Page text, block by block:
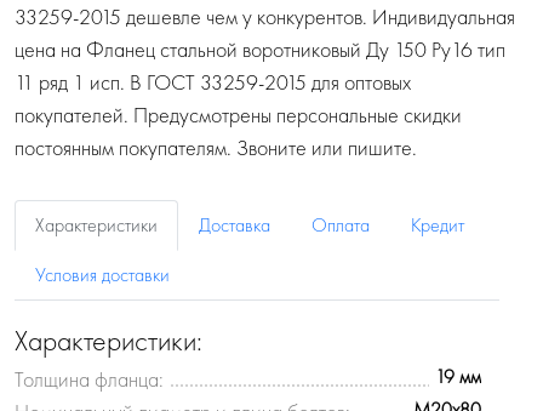
33259-2015 дешевле чем у конкурентов. Индивидуальная
цена на Фланец стальной воротниковый Ду 150 Ру16 тип
11 ряд 1 исп. B ГОСТ 33259-2015 для оптовых
покупателей. Предусмотрены персональные скидки
постоянным покупателям. Звоните или пишите.
Характеристики Доставка Оплата
Кредит
Условия доставки
Характеристики:
Толщина фланца: 19 мм